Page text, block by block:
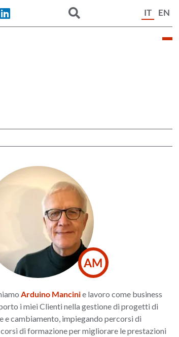
IT EN
AM
Arduino Mancinie lavoro come business
i miei Clienti nella gestione di progetti di
e cambiamento, impiegando percorsi di
di formazione per migliorare le prestazioni